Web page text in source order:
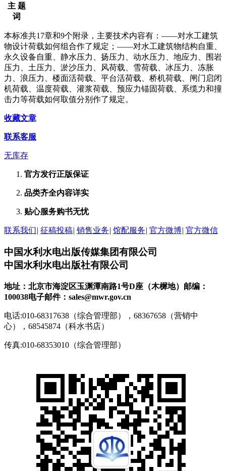
主 题
词
本标准共17章和9个附录，主要技术内容有：——对水工建筑
物设计荷载如何组合作了规定；——对水工建筑物结构自重、
永久设备自重、静水压力、扬压力、动水压力、地应力、围岩
压力、土压力、淤沙压力、风荷载、雪荷载、冰压力、冻胀
力、浪压力、楼面活荷载、平台活荷载、桥机荷载、闸门启闭
机荷载、温度荷载、灌浆荷载、预应力锚固荷载、系缆力和撞
击力等荷载如何取值分别作了规定。
收藏文章
联系客服
无库存
官方发行正版保证
品类齐全内容详实
贴心服务购书无忧
联系我们| 征稿投稿| 销售业务| 馆配服务| 官方微博| 官方微信
中国水利水电出版传媒集团有限公司
中国水利水电出版社有限公司
地址：北京市海淀区玉渊潭南路1号D座（木樨地） 邮编：
100038电子邮件：sales@mwr.gov.cn
电话:010-68317638（综合管理部），68367658（营销中
心），68545874（科水书店）
传真:010-68353010（综合管理部）